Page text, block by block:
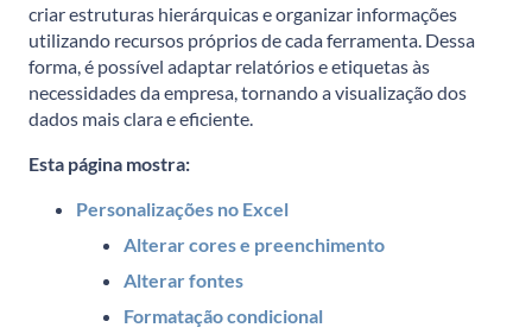
criar estruturas hierárquicas e organizar informações
utilizando recursos próprios de cada ferramenta. Dessa
forma, é possível adaptar relatórios e etiquetas às
necessidades da empresa, tornando a visualização dos
dados mais clara e eficiente.
Esta página mostra:
Personalizações no Excel
Alterar cores e preenchimento
Alterar fontes
Formatação condicional